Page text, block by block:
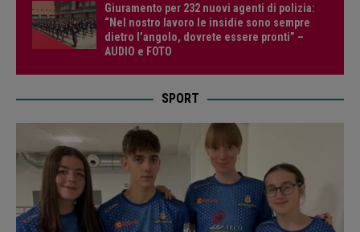
Giuramento per 232 nuovi agenti di polizia:
“Nel nostro lavoro le insidie sono sempre
dietro l’angolo, dovrete essere pronti” –
AUDIO e FOTO
SPORT